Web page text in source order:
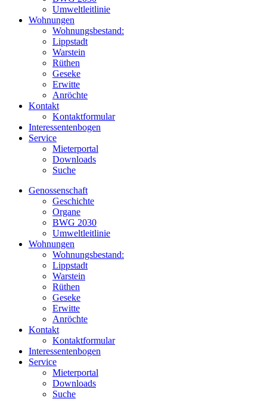
Umweltleitlinie
Wohnungen
Wohnungsbestand:
Lippstadt
Warstein
Rüthen
Geseke
Erwitte
Anröchte
Kontakt
Kontaktformular
Interessentenbogen
Service
Mieterportal
Downloads
Suche
Genossenschaft
Geschichte
Organe
BWG 2030
Umweltleitlinie
Wohnungen
Wohnungsbestand:
Lippstadt
Warstein
Rüthen
Geseke
Erwitte
Anröchte
Kontakt
Kontaktformular
Interessentenbogen
Service
Mieterportal
Downloads
Suche